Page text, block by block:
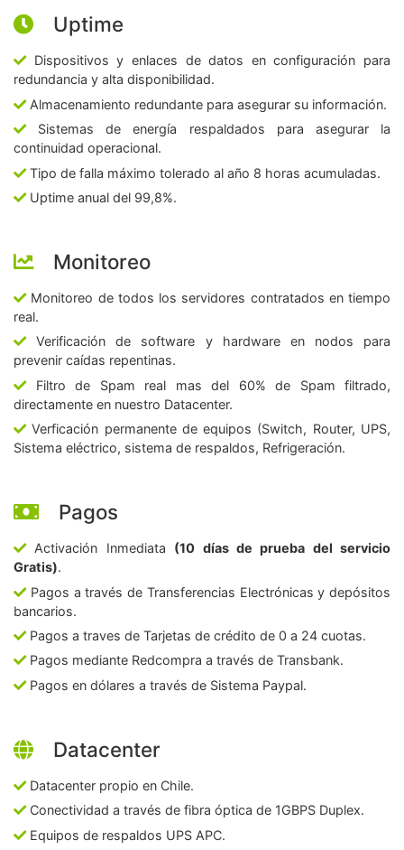
Uptime
Dispositivos y enlaces de datos en configuración para
redundancia y alta disponibilidad.
Almacenamiento redundante para asegurar su información.
Sistemas de energía respaldados para asegurar la
continuidad operacional.
Tipo de falla máximo tolerado al año 8 horas acumuladas.
Uptime anual del 99,8%.
Monitoreo
Monitoreo de todos los servidores contratados en tiempo
real.
Verificación de software y hardware en nodos para
prevenir caídas repentinas.
Filtro de Spam real mas del 60% de Spam filtrado,
directamente en nuestro Datacenter.
Verficación permanente de equipos (Switch, Router, UPS,
Sistema eléctrico, sistema de respaldos, Refrigeración.
Pagos
Activación Inmediata (10 días de prueba del servicio
Gratis).
Pagos a través de Transferencias Electrónicas y depósitos
bancarios.
Pagos a traves de Tarjetas de crédito de 0 a 24 cuotas.
Pagos mediante Redcompra a través de Transbank.
Pagos en dólares a través de Sistema Paypal.
Datacenter
Datacenter propio en Chile.
Conectividad a través de fibra óptica de 1GBPS Duplex.
Equipos de respaldos UPS APC.